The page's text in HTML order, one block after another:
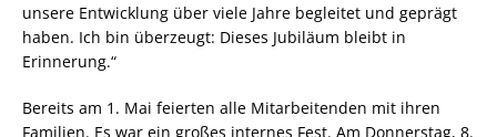
unsere Entwicklung über viele Jahre begleitet und geprägt
haben. Ich bin überzeugt: Dieses Jubiläum bleibt in
Erinnerung.“
Bereits am 1. Mai feierten alle Mitarbeitenden mit ihren
Familien. Es war ein großes internes Fest. Am Donnerstag, 8.